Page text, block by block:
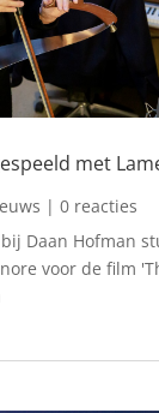
met
| 0 reacties
Daan Hofman
voor de film